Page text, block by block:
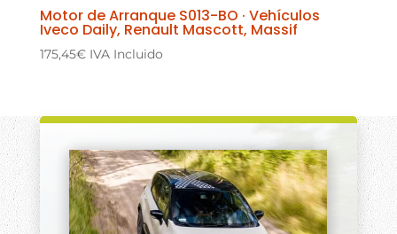
Motor de Arranque S013-BO · Vehículos
Iveco Daily, Renault Mascott, Massif
175,45€ IVA Incluido